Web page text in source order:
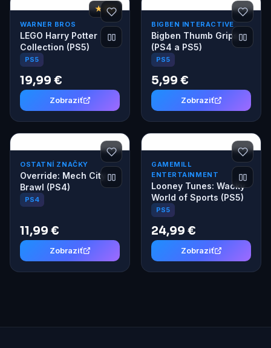
★ 8,2
WARNER BROS
LEGO Harry Potter
Collection (PS5)
PS5
19,99 €
Zobraziť
BIGBEN INTERACTIVE
Bigben Thumb Grips
(PS4 a PS5)
PS5
5,99 €
Zobraziť
OSTATNÍ ZNAČKY
Override: Mech City
Brawl (PS4)
PS4
11,99 €
Zobraziť
GAMEMILL
ENTERTAINMENT
Looney Tunes: Wacky
World of Sports (PS5)
PS5
24,99 €
Zobraziť